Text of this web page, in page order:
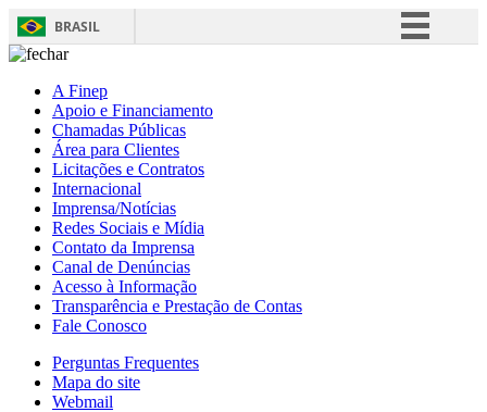
BRASIL
A Finep
Apoio e Financiamento
Chamadas Públicas
Área para Clientes
Licitações e Contratos
Internacional
Imprensa/Notícias
Redes Sociais e Mídia
Contato da Imprensa
Canal de Denúncias
Acesso à Informação
Transparência e Prestação de Contas
Fale Conosco
Perguntas Frequentes
Mapa do site
Webmail